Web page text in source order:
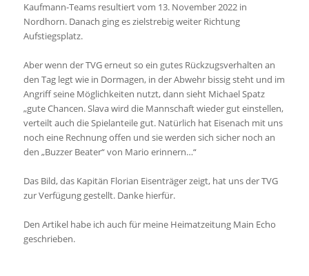
Kaufmann-Teams resultiert vom 13. November 2022 in
Nordhorn. Danach ging es zielstrebig weiter Richtung
Aufstiegsplatz.
Aber wenn der TVG erneut so ein gutes Rückzugsverhalten an
den Tag legt wie in Dormagen, in der Abwehr bissig steht und im
Angriff seine Möglichkeiten nutzt, dann sieht Michael Spatz
„gute Chancen. Slava wird die Mannschaft wieder gut einstellen,
verteilt auch die Spielanteile gut. Natürlich hat Eisenach mit uns
noch eine Rechnung offen und sie werden sich sicher noch an
den „Buzzer Beater“ von Mario erinnern…“
Das Bild, das Kapitän Florian Eisenträger zeigt, hat uns der TVG
zur Verfügung gestellt. Danke hierfür.
Den Artikel habe ich auch für meine Heimatzeitung Main Echo
geschrieben.